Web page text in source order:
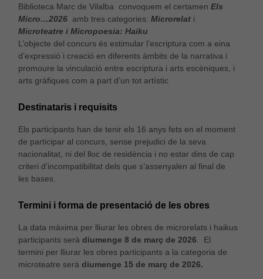
Biblioteca Marc de Vilalba convoquem el certamen Els
Micro…2026 amb tres categories: Microrelati
Microteatre i Micropoesia: Haiku
L’objecte del concurs és estimular l’escriptura com a eina
d’expressió i creació en diferents àmbits de la narrativa i
promoure la vinculació entre escriptura i arts escèniques, i
arts gràfiques com a part d’un tot artístic
Destinataris i requisits
Els participants han de tenir els 16 anys fets en el moment
de participar al concurs, sense prejudici de la seva
nacionalitat, ni del lloc de residència i no estar dins de cap
criteri d’incompatibilitat dels que s’assenyalen al final de
les bases.
Termini i forma de presentació de les obres
La data màxima per lliurar les obres de microrelats i haikus
participants serà diumenge 8 de març de 2026 . El
termini per lliurar les obres participants a la categoria de
microteatre serà diumenge 15 de març de 2026.